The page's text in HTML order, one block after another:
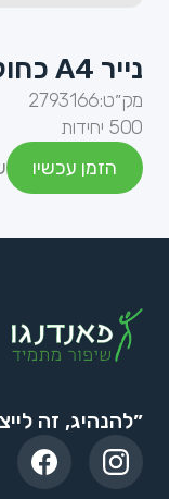
נייר A4 כחול בהיר 80 גרם
מק״ט:2793166
500 יחידות
הזמן עכשיו
״להנהיג, זה